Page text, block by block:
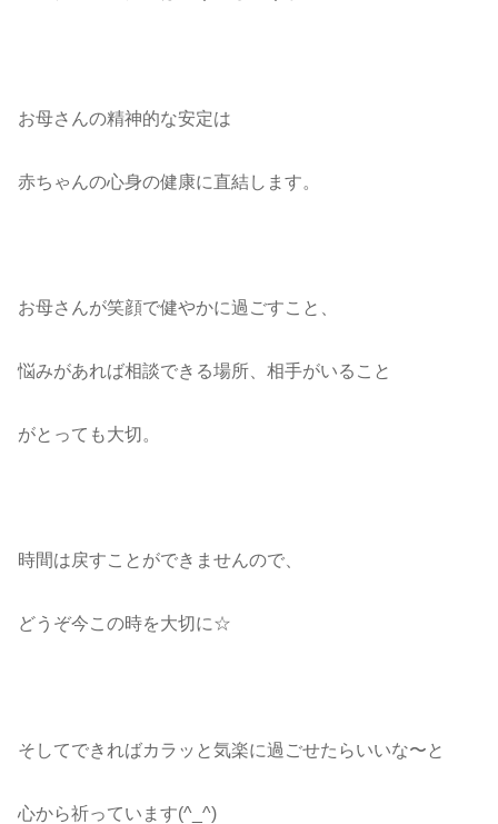
お母さんの精神的な安定は
赤ちゃんの心身の健康に直結します。
お母さんが笑顔で健やかに過ごすこと、
悩みがあれば相談できる場所、相手がいること
がとっても大切。
時間は戻すことができませんので、
どうぞ今この時を大切に☆
そしてできればカラッと気楽に過ごせたらいいな〜と
心から祈っています(^_^)